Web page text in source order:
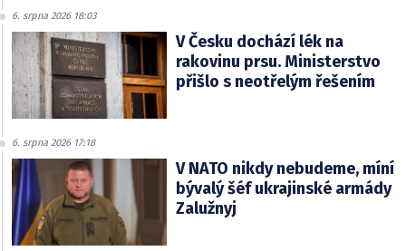
6. srpna 2026 18:03
V Česku dochází lék na
rakovinu prsu. Ministerstvo
přišlo s neotřelým řešením
6. srpna 2026 17:18
V NATO nikdy nebudeme, míní
bývalý šéf ukrajinské armády
Zalužnyj